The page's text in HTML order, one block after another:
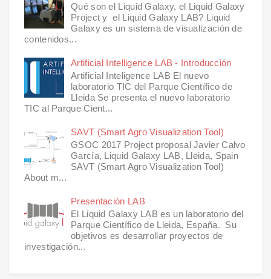
Qué son el Liquid Galaxy, el Liquid Galaxy
Project y el Liquid Galaxy LAB? Liquid
Galaxy es un sistema de visualización de
contenidos...
Artificial Intelligence LAB - Introducción
Artificial Inteligence LAB El nuevo
laboratorio TIC del Parque Científico de
Lleida Se presenta el nuevo laboratorio
TIC al Parque Cient...
SAVT (Smart Agro Visualization Tool)
GSOC 2017 Project proposal Javier Calvo
García, Liquid Galaxy LAB, Lleida, Spain
SAVT (Smart Agro Visualization Tool)
About m...
Presentación LAB
El Liquid Galaxy LAB es un laboratorio del
Parque Científico de Lleida, España. Su
objetivos es desarrollar proyectos de
investigación...